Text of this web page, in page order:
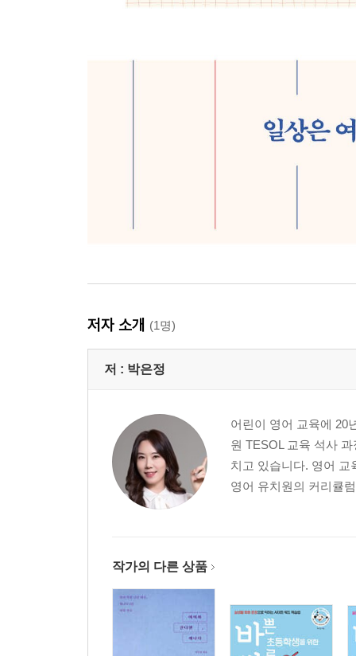
저자 소개 (1명)
저 : 박은정
어린이 영어 교육에 20
원 TESOL 교육 석사
치고 있습니다. 영어
영어 유치원의 커리큘
작가의 다른 상품